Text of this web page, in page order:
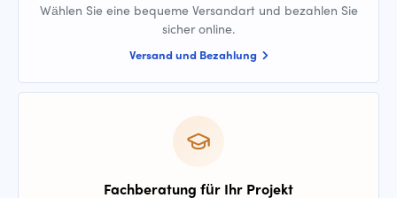
Wählen Sie eine bequeme Versandart und bezahlen Sie
sicher online.
Versand und Bezahlung
Fachberatung für Ihr Projekt